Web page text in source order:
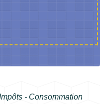
- Consommation